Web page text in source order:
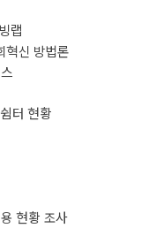
랩
혁신 방법론
터 현황
현황 조사